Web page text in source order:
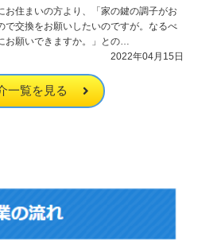
お住まいの方より、「家の鍵の調子がお
で交換をお願いしたいのですが。なるべ
お願いできますか。」との…
2022年04月15日
一覧を見る